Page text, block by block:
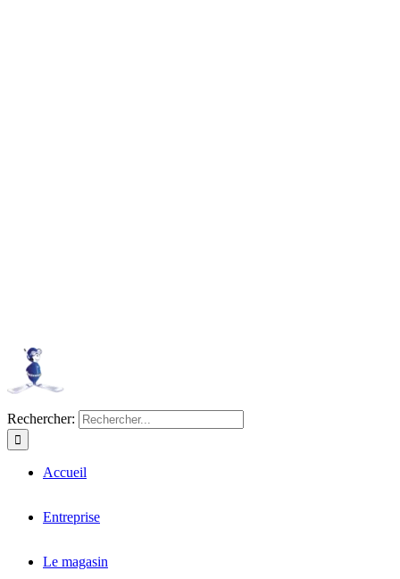
Rechercher:
Accueil
Entreprise
Le magasin